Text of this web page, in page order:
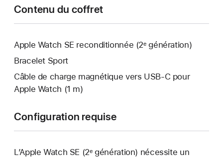
Contenu du coffret
Apple Watch SE reconditionnée (2ᵉ génération)
Bracelet Sport
Câble de charge magnétique vers USB‑C pour
Apple Watch (1 m)
Configuration requise
L’Apple Watch SE (2ᵉ génération) nécessite un